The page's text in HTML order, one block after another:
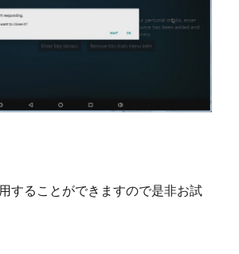
することができますので是非お試